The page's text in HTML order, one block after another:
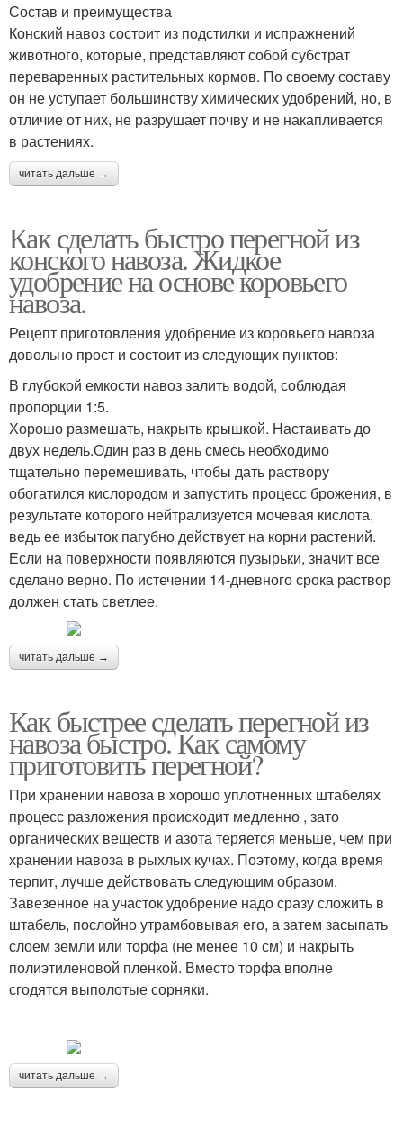
Состав и преимущества
Конский навоз состоит из подстилки и испражнений
животного, которые, представляют собой субстрат
переваренных растительных кормов. По своему составу
он не уступает большинству химических удобрений, но, в
отличие от них, не разрушает почву и не накапливается
в растениях.
читать дальше →
Как сделать быстро перегной из
конского навоза. Жидкое
удобрение на основе коровьего
навоза.
Рецепт приготовления удобрение из коровьего навоза
довольно прост и состоит из следующих пунктов:
В глубокой емкости навоз залить водой, соблюдая
пропорции 1:5.
Хорошо размешать, накрыть крышкой. Настаивать до
двух недель.Один раз в день смесь необходимо
тщательно перемешивать, чтобы дать раствору
обогатился кислородом и запустить процесс брожения, в
результате которого нейтрализуется мочевая кислота,
ведь ее избыток пагубно действует на корни растений.
Если на поверхности появляются пузырьки, значит все
сделано верно. По истечении 14-дневного срока раствор
должен стать светлее.
читать дальше →
Как быстрее сделать перегной из
навоза быстро. Как самому
приготовить перегной?
При хранении навоза в хорошо уплотненных штабелях
процесс разложения происходит медленно , зато
органических веществ и азота теряется меньше, чем при
хранении навоза в рыхлых кучах. Поэтому, когда время
терпит, лучше действовать следующим образом.
Завезенное на участок удобрение надо сразу сложить в
штабель, послойно утрамбовывая его, а затем засыпать
слоем земли или торфа (не менее 10 см) и накрыть
полиэтиленовой пленкой. Вместо торфа вполне
сгодятся выполотые сорняки.
читать дальше →